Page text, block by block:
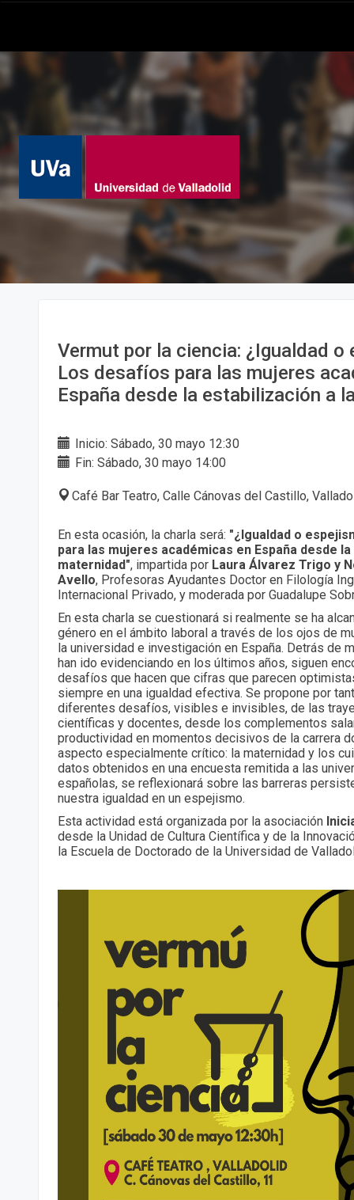
Vermut por la ciencia: ¿Igualdad o
Los desafíos para las mujeres
España desde la estabilización a
Inicio: Sábado, 30 mayo 12:30
Fin: Sábado, 30 mayo 14:00
Café Bar Teatro, Calle Cánovas del Castillo,
En esta ocasión, la charla será: "¿Igualdad o
para las mujeres académicas en España desde
maternidad", impartida por Laura Álvarez Trigo y
Avello, Profesoras Ayudantes Doctor en Filología
Internacional Privado, y moderada por Guadalupe
En esta charla se cuestionará si realmente se ha
género en el ámbito laboral a través de los ojos de
la universidad e investigación en España. Detrás de
han ido evidenciando en los últimos años, siguen
desafíos que hacen que cifras que parecen
siempre en una igualdad efectiva. Se propone por
diferentes desafíos, visibles e invisibles, de las
científicas y docentes, desde los complementos
productividad en momentos decisivos de la carrera
aspecto especialmente crítico: la maternidad y los
datos obtenidos en una encuesta remitida a las
españolas, se reflexionará sobre las barreras
nuestra igualdad en un espejismo.
Esta actividad está organizada por la asociación
desde la Unidad de Cultura Científica y de la
la Escuela de Doctorado de la Universidad de